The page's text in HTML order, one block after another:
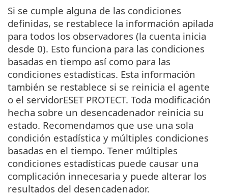
Si se cumple alguna de las condiciones
definidas, se restablece la información apilada
para todos los observadores (la cuenta inicia
desde 0). Esto funciona para las condiciones
basadas en tiempo así como para las
condiciones estadísticas. Esta información
también se restablece si se reinicia el agente
o el servidorESET PROTECT. Toda modificación
hecha sobre un desencadenador reinicia su
estado. Recomendamos que use una sola
condición estadística y múltiples condiciones
basadas en el tiempo. Tener múltiples
condiciones estadísticas puede causar una
complicación innecesaria y puede alterar los
resultados del desencadenador.